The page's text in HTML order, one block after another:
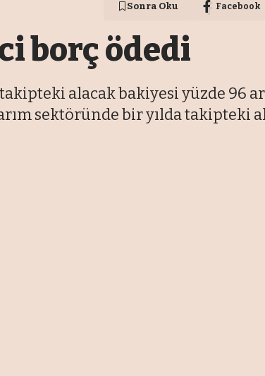
Sonra Oku Facebook
borç ödedi
alacak bakiyesi yüzde 96
sektöründe bir yılda takipteki